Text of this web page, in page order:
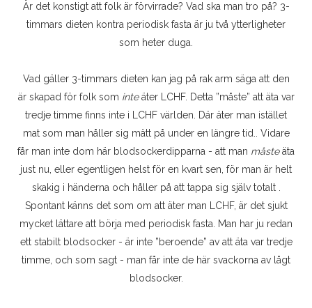
Är det konstigt att folk är förvirrade? Vad ska man tro på? 3-
timmars dieten kontra periodisk fasta är ju två ytterligheter
som heter duga.
Vad gäller 3-timmars dieten kan jag på rak arm säga att den
är skapad för folk som inteäter LCHF. Detta ”måste” att äta var
tredje timme finns inte i LCHF världen. Där äter man istället
mat som man håller sig mätt på under en längre tid.. Vidare
får man inte dom här blodsockerdipparna - att man måsteäta
just nu, eller egentligen helst för en kvart sen, för man är helt
skakig i händerna och håller på att tappa sig själv totalt .
Spontant känns det som om att äter man LCHF, är det sjukt
mycket lättare att börja med periodisk fasta. Man har ju redan
ett stabilt blodsocker - är inte ”beroende” av att äta var tredje
timme, och som sagt - man får inte de här svackorna av lågt
blodsocker.